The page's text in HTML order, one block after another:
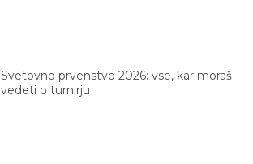
Svetovno prvenstvo 2026: vse, kar moraš
vedeti o turnirju